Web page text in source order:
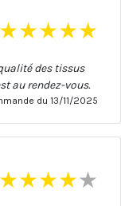
★★★★★
des tissus
au rendez-vous.
du 13/11/2025
★★★★★